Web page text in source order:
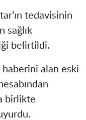
tedavisinin
sağlık
belirtildi.
haberini alan eski
birlikte